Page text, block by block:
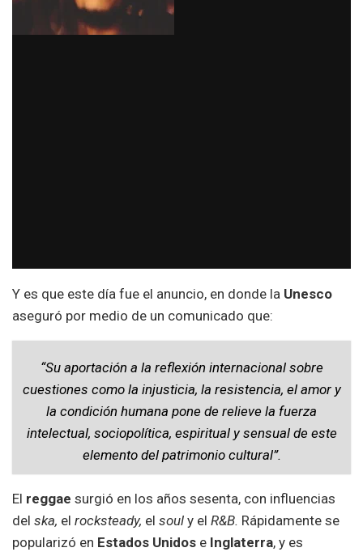
Y es que este día fue el anuncio, en donde la Unesco
aseguró por medio de un comunicado que:
“Su aportación a la reflexión internacional sobre
cuestiones como la injusticia, la resistencia, el amor y
la condición humana pone de relieve la fuerza
intelectual, sociopolítica, espiritual y sensual de este
elemento del patrimonio cultural”.
El reggae surgió en los años sesenta, con influencias
del ska, el rocksteady, el soul y el R&B. Rápidamente se
popularizó en Estados Unidos e Inglaterra, y es